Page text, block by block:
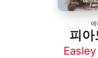
에
피아